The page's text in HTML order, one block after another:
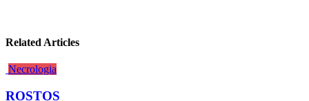
Related Articles
Necrologia
ROSTOS